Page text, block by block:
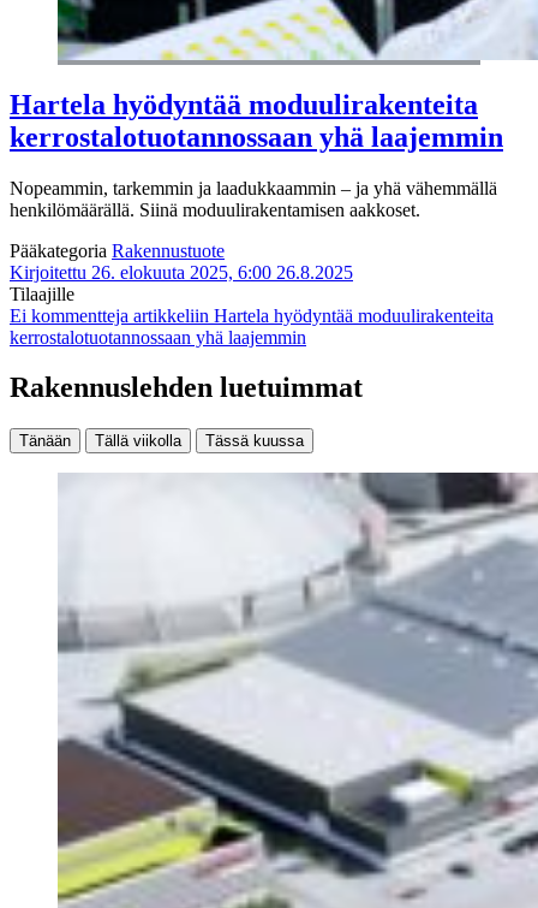
Hartela hyödyntää moduulirakenteita
kerrostalotuotannossaan yhä laajemmin
Nopeammin, tarkemmin ja laadukkaammin – ja yhä vähemmällä
henkilömäärällä. Siinä moduulirakentamisen aakkoset.
Pääkategoria Rakennustuote
Kirjoitettu 26. elokuuta 2025, 6:00 26.8.2025
Tilaajille
Ei kommentteja artikkeliin Hartela hyödyntää moduulirakenteita
kerrostalotuotannossaan yhä laajemmin
Rakennuslehden luetuimmat
Tänään Tällä viikolla Tässä kuussa